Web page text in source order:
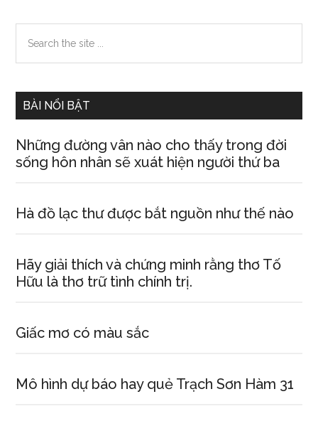
Primary
Sidebar
the
BÀI NỔI BẬT
Những đường vân nào cho thấy trong đời
sống hôn nhân sẽ xuát hiện người thứ ba
Hà đồ lạc thư được bắt nguồn như thế nào
Hãy giải thích và chứng minh rằng thơ Tố
Hữu là thơ trữ tình chính trị.
Giấc mơ có màu sắc
Mô hình dự báo hay quẻ Trạch Sơn Hàm 31